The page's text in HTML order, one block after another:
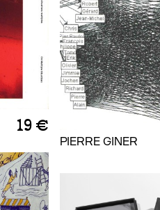
19 €
PIERRE GINER